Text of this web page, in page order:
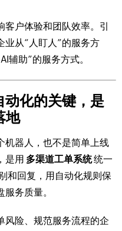
户体验和团队效率。引
业从“人盯人”的服务方
辅助”的服务方式。
动化的关键，是
地
机器人，也不是简单上线
是用 多渠道工单系统统一
和回复，用自动化规则保
务质量。
风险、规范服务流程的企